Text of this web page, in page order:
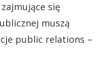
się
muszą
public relations –